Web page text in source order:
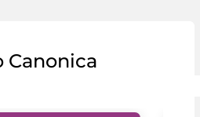
Canonica